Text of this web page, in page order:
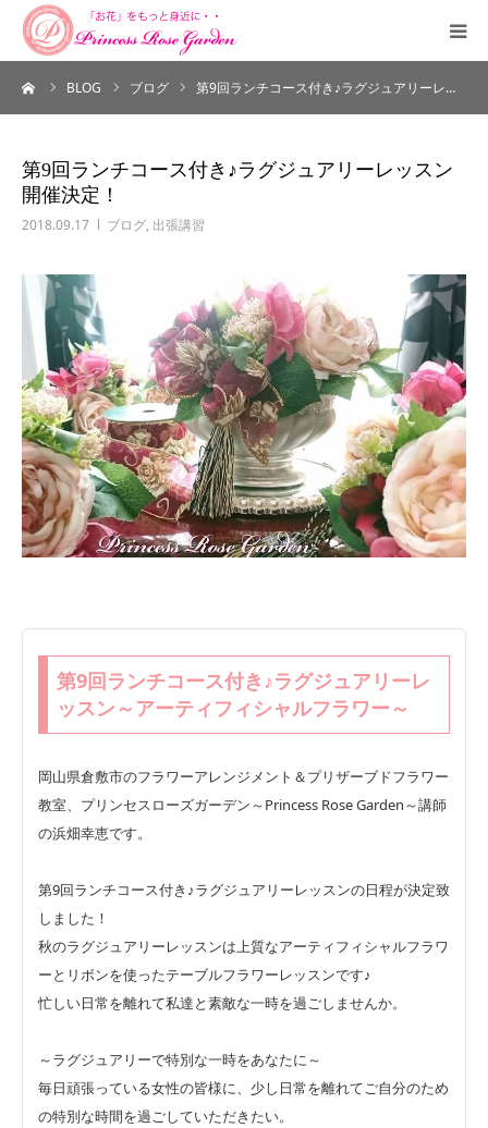
BLOG ブログ 第9回ランチコース付き♪ラグジュアリーレ…
第9回ランチコース付き♪ラグジュアリーレッスン
開催決定！
2018.09.17 ブログ, 出張講習
第9回ランチコース付き♪ラグジュアリーレ
ッスン～アーティフィシャルフラワー～
岡山県倉敷市のフラワーアレンジメント＆プリザーブドフラワー
教室、プリンセスローズガーデン～Princess Rose Garden～講師
の浜畑幸恵です。
第9回ランチコース付き♪ラグジュアリーレッスンの日程が決定致
しました！
秋のラグジュアリーレッスンは上質なアーティフィシャルフラワ
ーとリボンを使ったテーブルフラワーレッスンです♪
忙しい日常を離れて私達と素敵な一時を過ごしませんか。
～ラグジュアリーで特別な一時をあなたに～
毎日頑張っている女性の皆様に、少し日常を離れてご自分のため
の特別な時間を過ごしていただきたい。
HOME
SALON
COURSE
ORDERMADE
SHUCCHOU
CONTACT